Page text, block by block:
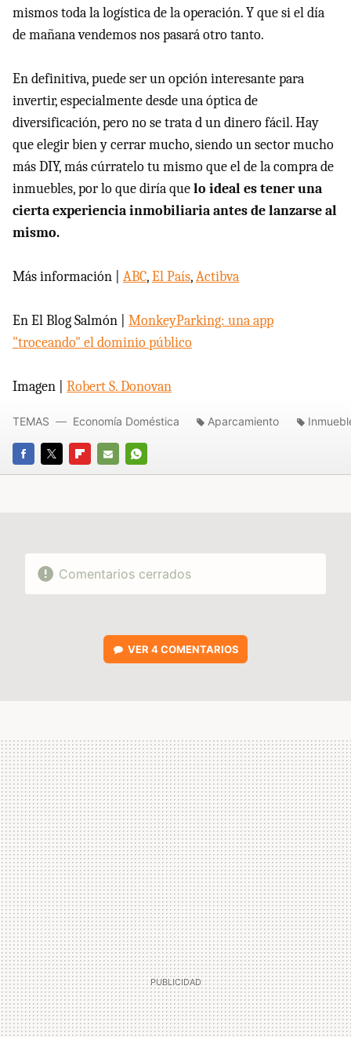
mismos toda la logística de la operación. Y que si el día
de mañana vendemos nos pasará otro tanto.
En definitiva, puede ser un opción interesante para
invertir, especialmente desde una óptica de
diversificación, pero no se trata d un dinero fácil. Hay
que elegir bien y cerrar mucho, siendo un sector mucho
más DIY, más cúrratelo tu mismo que el de la compra de
inmuebles, por lo que diría quelo ideal es tener una
cierta experiencia inmobiliaria antes de lanzarse al
mismo.
Más información | ABC,El País,Actibva
En El Blog Salmón | MonkeyParking: una app
"troceando" el dominio público
Imagen | Robert S. Donovan
FACEBOOK
TWITTERFLIPBOARD
E-
WHATSAPP
TEMAS Economía Doméstica Aparcamiento
Comentarios cerrados
VER 4 COMENTARIOS